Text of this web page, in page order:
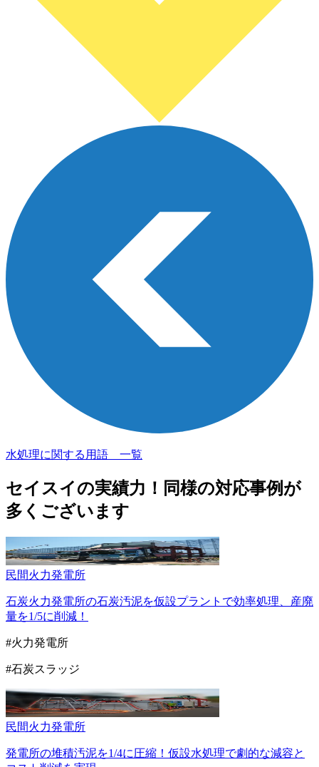
水処理に関する用語 一覧
セイスイの実績力！ 同様の対応事例が
多くございます
民間火力発電所
石炭火力発電所の石炭汚泥を仮設プラントで効率処理、産廃
量を1/5に削減！
#火力発電所
#石炭スラッジ
民間火力発電所
発電所の堆積汚泥を1/4に圧縮！仮設水処理で劇的な減容と